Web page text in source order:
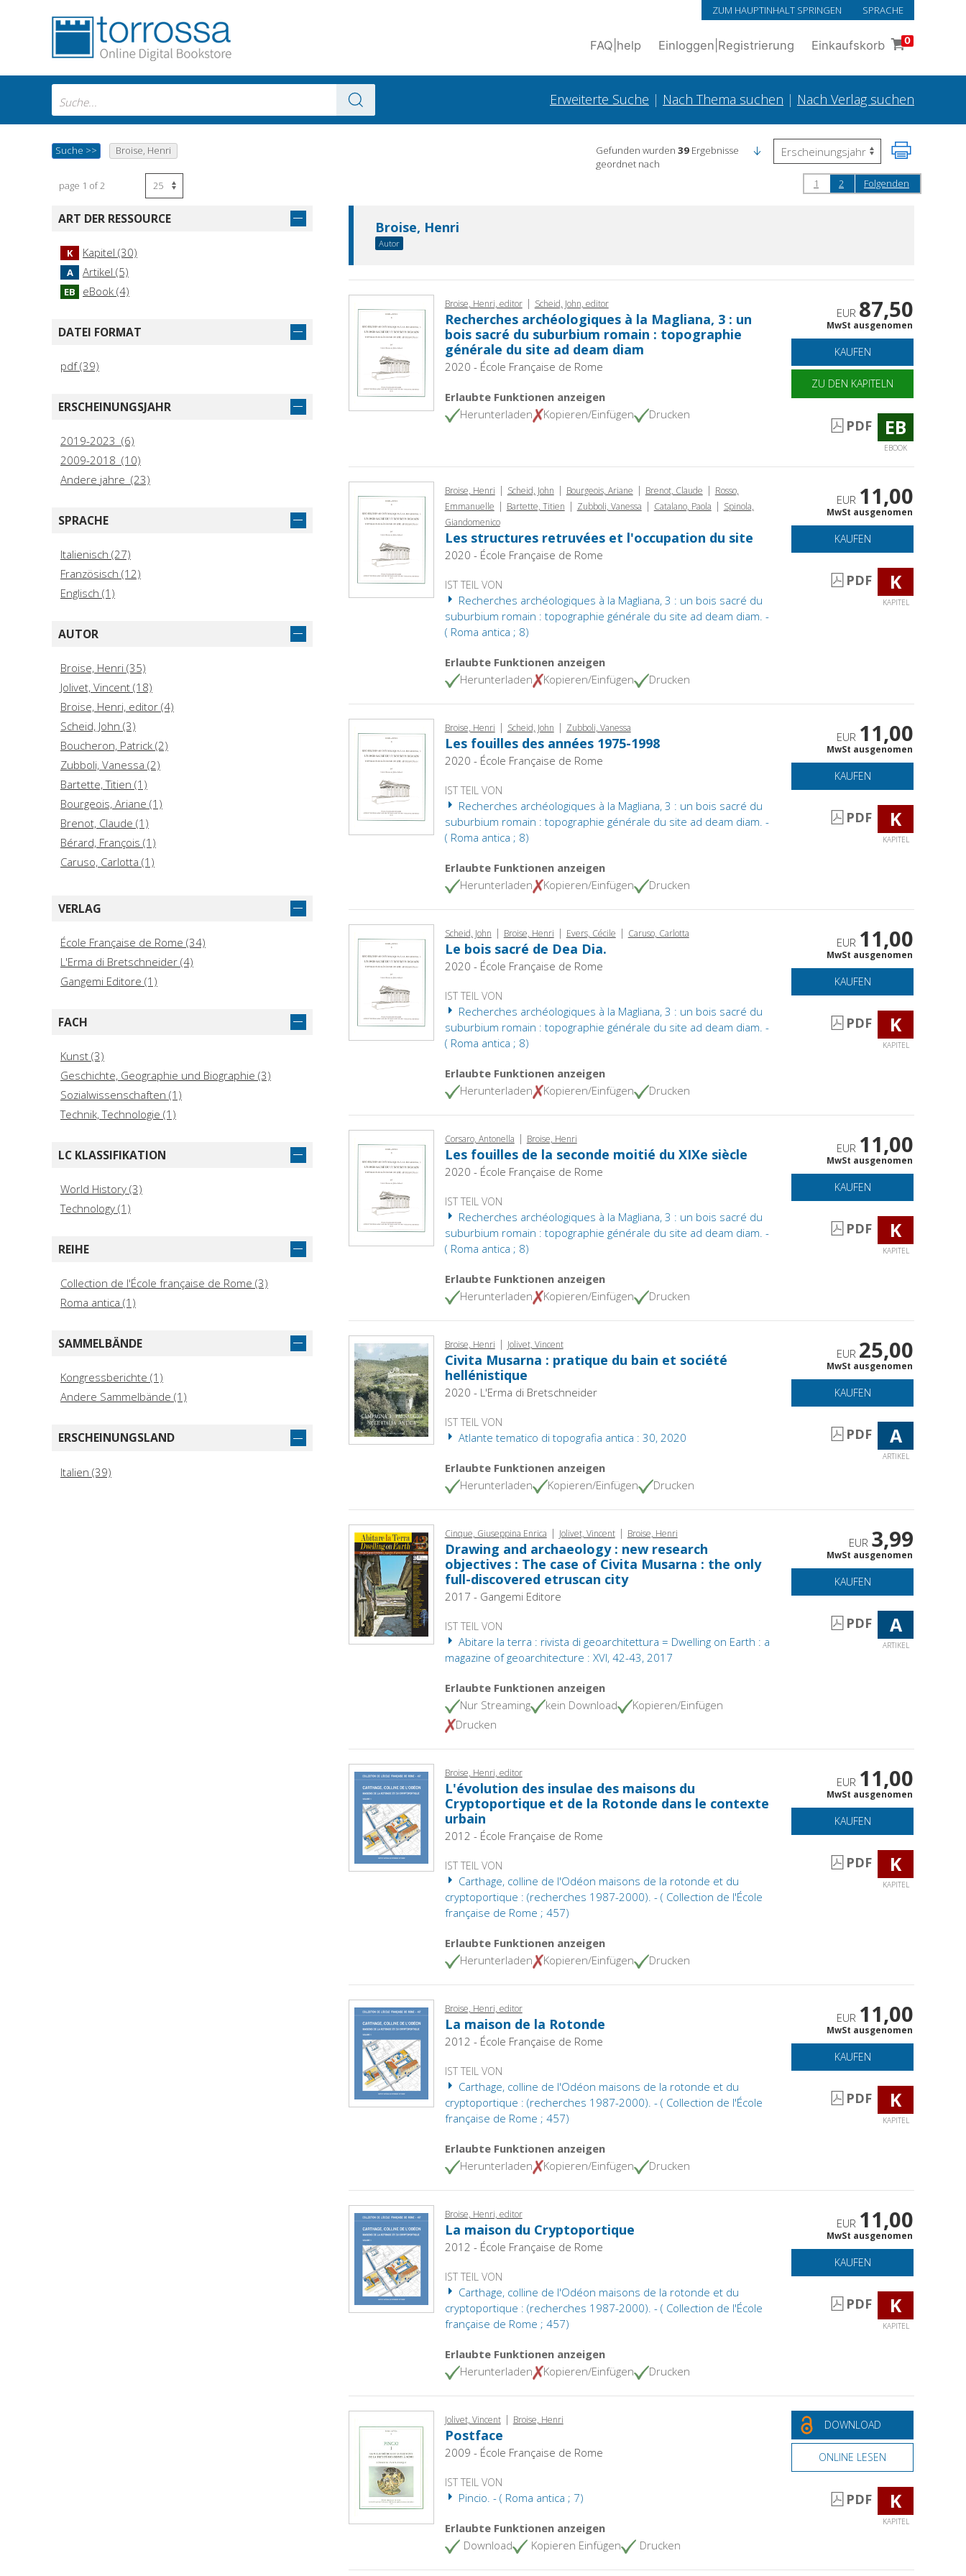
ZUM HAUPTINHALT SPRINGEN SPRACHE
FAQ help Einloggen Registrierung Einkaufskorb 0
Erweiterte Suche | Nach Thema suchen | Nach Verlag suchen
Suche >> Broise, Henri Gefunden wurden 39 Ergebnisse
geordnet nach
page 1 of 2
1 2 Folgenden
ART DER RESSOURCE
K Kapitel (30)
A Artikel (5)
EB eBook (4)
DATEI FORMAT
pdf (39)
ERSCHEINUNGSJAHR
2019-2023 (6)
2009-2018 (10)
Andere jahre (23)
SPRACHE
Italienisch (27)
Französisch (12)
Englisch (1)
AUTOR
Broise, Henri (35)
Jolivet, Vincent (18)
Broise, Henri, editor (4)
Scheid, John (3)
Boucheron, Patrick (2)
Zubboli, Vanessa (2)
Bartette, Titien (1)
Bourgeois, Ariane (1)
Brenot, Claude (1)
Bérard, François (1)
Caruso, Carlotta (1)
Cinque, Giuseppina Enrica (1)
Dewailly, Martine (1)
Evers, Cécile (1)
Gras, Michel (1)
Rosso, Emmanuelle (1)
VERLAG
École Française de Rome (34)
L'Erma di Bretschneider (4)
Gangemi Editore (1)
FACH
Kunst (3)
Geschichte, Geographie und Biographie (3)
Sozialwissenschaften (1)
Technik, Technologie (1)
LC KLASSIFIKATION
World History (3)
Technology (1)
REIHE
Collection de l'École française de Rome (3)
Roma antica (1)
SAMMELBÄNDE
Kongressberichte (1)
Andere Sammelbände (1)
ERSCHEINUNGSLAND
Italien (39)
Broise, Henri
Autor
Broise, Henri, editor | Scheid, John, editor
Recherches archéologiques à la Magliana, 3 : un
bois sacré du suburbium romain : topographie
générale du site ad deam diam
2020 - École Française de Rome
Erlaubte Funktionen anzeigen
Herunterladen
Kopieren/Einfügen Drucken
EUR 87,50
MwSt ausgenomen
KAUFEN
ZU DEN KAPITELN
PDF EB
EBOOK
Broise, Henri | Scheid, John | Bourgeois, Ariane | Brenot, Claude | Rosso,
Emmanuelle | Bartette, Titien | Zubboli, Vanessa | Catalano, Paola | Spinola,
Giandomenico
Les structures retruvées et l'occupation du site
2020 - École Française de Rome
IST TEIL VON
Recherches archéologiques à la Magliana, 3 : un bois sacré du
suburbium romain : topographie générale du site ad deam diam. -
( Roma antica ; 8)
Erlaubte Funktionen anzeigen
Herunterladen
Kopieren/Einfügen Drucken
EUR 11,00
MwSt ausgenomen
KAUFEN
PDF K
KAPITEL
Broise, Henri | Scheid, John | Zubboli, Vanessa
Les fouilles des années 1975-1998
2020 - École Française de Rome
IST TEIL VON
Recherches archéologiques à la Magliana, 3 : un bois sacré du
suburbium romain : topographie générale du site ad deam diam. -
( Roma antica ; 8)
Erlaubte Funktionen anzeigen
Herunterladen
Kopieren/Einfügen Drucken
EUR 11,00
MwSt ausgenomen
KAUFEN
PDF K
KAPITEL
Scheid, John | Broise, Henri | Evers, Cécile | Caruso, Carlotta
Le bois sacré de Dea Dia.
2020 - École Française de Rome
IST TEIL VON
Recherches archéologiques à la Magliana, 3 : un bois sacré du
suburbium romain : topographie générale du site ad deam diam. -
( Roma antica ; 8)
Erlaubte Funktionen anzeigen
Herunterladen
Kopieren/Einfügen Drucken
EUR 11,00
MwSt ausgenomen
KAUFEN
PDF K
KAPITEL
Corsaro, Antonella | Broise, Henri
Les fouilles de la seconde moitié du XIXe siècle
2020 - École Française de Rome
IST TEIL VON
Recherches archéologiques à la Magliana, 3 : un bois sacré du
suburbium romain : topographie générale du site ad deam diam. -
( Roma antica ; 8)
Erlaubte Funktionen anzeigen
Herunterladen
Kopieren/Einfügen Drucken
EUR 11,00
MwSt ausgenomen
KAUFEN
PDF K
KAPITEL
Broise, Henri | Jolivet, Vincent
Civita Musarna : pratique du bain et société
hellénistique
2020 - L'Erma di Bretschneider
IST TEIL VON
Atlante tematico di topografia antica : 30, 2020
Erlaubte Funktionen anzeigen
Herunterladen
Kopieren/Einfügen Drucken
EUR 25,00
MwSt ausgenomen
KAUFEN
PDF A
ARTIKEL
Cinque, Giuseppina Enrica | Jolivet, Vincent | Broise, Henri
Drawing and archaeology : new research
objectives : The case of Civita Musarna : the only
full-discovered etruscan city
2017 - Gangemi Editore
IST TEIL VON
Abitare la terra : rivista di geoarchitettura = Dwelling on Earth : a
magazine of geoarchitecture : XVI, 42-43, 2017
Erlaubte Funktionen anzeigen
Nur Streaming
kein Download
Kopieren/Einfügen
Drucken
EUR 3,99
MwSt ausgenomen
KAUFEN
PDF A
ARTIKEL
Broise, Henri, editor
L'évolution des insulae des maisons du
Cryptoportique et de la Rotonde dans le contexte
urbain
2012 - École Française de Rome
IST TEIL VON
Carthage, colline de l'Odéon maisons de la rotonde et du
cryptoportique : (recherches 1987-2000). - ( Collection de l'École
française de Rome ; 457)
Erlaubte Funktionen anzeigen
Herunterladen
Kopieren/Einfügen Drucken
EUR 11,00
MwSt ausgenomen
KAUFEN
PDF K
KAPITEL
Broise, Henri, editor
La maison de la Rotonde
2012 - École Française de Rome
IST TEIL VON
Carthage, colline de l'Odéon maisons de la rotonde et du
cryptoportique : (recherches 1987-2000). - ( Collection de l'École
française de Rome ; 457)
Erlaubte Funktionen anzeigen
Herunterladen
Kopieren/Einfügen Drucken
EUR 11,00
MwSt ausgenomen
KAUFEN
PDF K
KAPITEL
Broise, Henri, editor
La maison du Cryptoportique
2012 - École Française de Rome
IST TEIL VON
Carthage, colline de l'Odéon maisons de la rotonde et du
cryptoportique : (recherches 1987-2000). - ( Collection de l'École
française de Rome ; 457)
Erlaubte Funktionen anzeigen
Herunterladen
Kopieren/Einfügen Drucken
EUR 11,00
MwSt ausgenomen
KAUFEN
PDF K
KAPITEL
Jolivet, Vincent | Broise, Henri
Postface
2009 - École Française de Rome
IST TEIL VON
Pincio. - ( Roma antica ; 7)
Erlaubte Funktionen anzeigen
Download
Kopieren Einfügen Drucken
DOWNLOAD
ONLINE LESEN
PDF K
KAPITEL